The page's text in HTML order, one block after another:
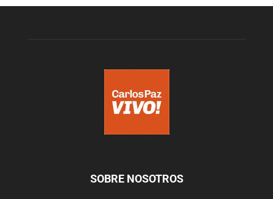
SOBRE NOSOTROS